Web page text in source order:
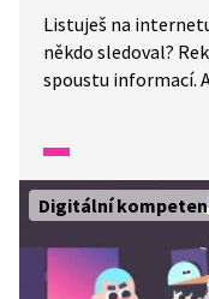
Listuješ na
někdo sledoval?
spoustu informací.
do Datové Lhoty a
Digitální